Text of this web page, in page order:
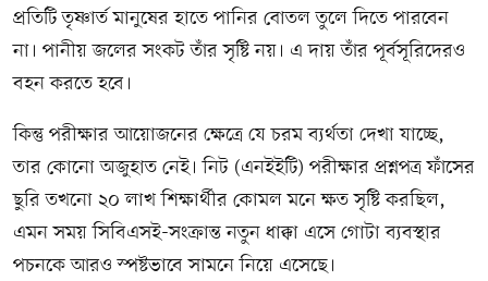
প্রতিটি তৃষ্ণার্ত মানুষের হাতে পানির বোতল তুলে দিতে পারবেন
না। পানীয় জলের সংকট তাঁর সৃষ্টি নয়। এ দায় তাঁর পূর্বসূরিদেরও
বহন করতে হবে।
কিন্তু পরীক্ষার আয়োজনের ক্ষেত্রে যে চরম ব্যর্থতা দেখা যাচ্ছে,
তার কোনো অজুহাত নেই। নিট (এনইইটি) পরীক্ষার প্রশ্নপত্র ফাঁসের
ছুরি তখনো ২০ লাখ শিক্ষার্থীর কোমল মনে ক্ষত সৃষ্টি করছিল,
এমন সময় সিবিএসই-সংক্রান্ত নতুন ধাক্কা এসে গোটা ব্যবস্থার
পচনকে আরও স্পষ্টভাবে সামনে নিয়ে এসেছে।